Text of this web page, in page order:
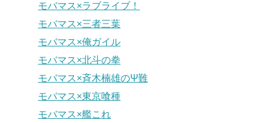
モバマス×ラブライブ！
モバマス×三者三葉
モバマス×俺ガイル
モバマス×北斗の拳
モバマス×斉木楠雄のΨ難
モバマス×東京喰種
モバマス×艦これ